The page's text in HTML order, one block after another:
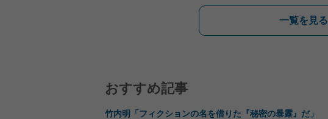
一覧を見る
おすすめ記事
竹内明「フィクションの名を借りた『秘密の暴露』だ」